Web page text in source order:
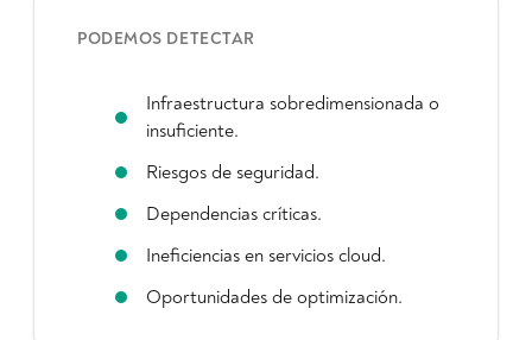
PODEMOS DETECTAR
Infraestructura sobredimensionada o
insuficiente.
Riesgos de seguridad.
Dependencias críticas.
Ineficiencias en servicios cloud.
Oportunidades de optimización.